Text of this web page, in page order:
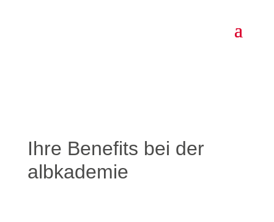
Ihre Benefits bei der
albkademie